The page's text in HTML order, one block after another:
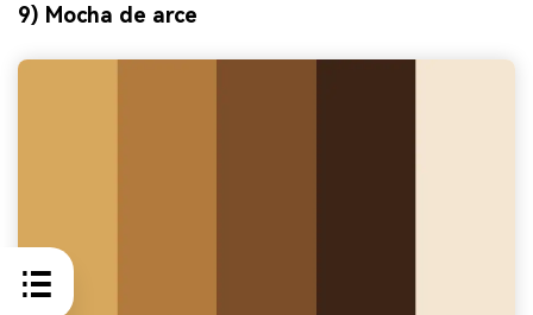
9) Mocha de arce